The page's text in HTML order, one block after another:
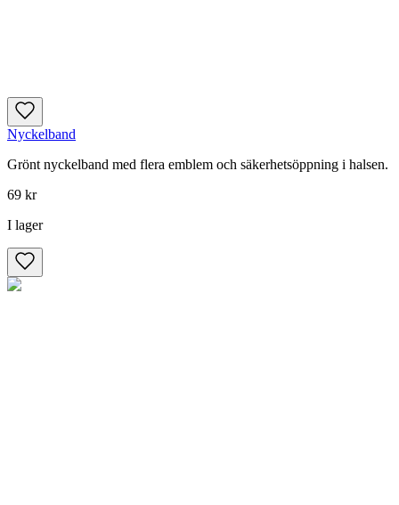
Nyckelband
Grönt nyckelband med flera emblem och säkerhetsöppning i halsen.
69 kr
I lager